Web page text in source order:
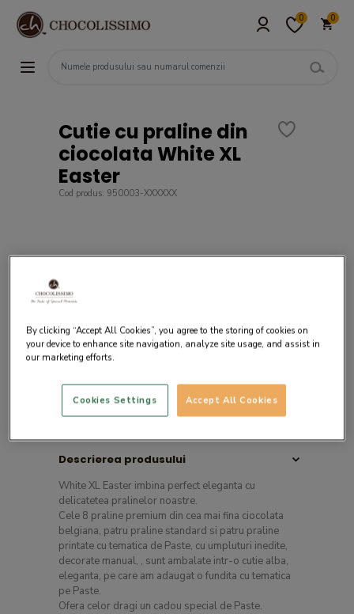
0 0
Cutie cu praline din
ciocolata White XL
Easter
Cod produs: 950003-XXXXXX
Descrierea produsului
White XL Easter imbina perfect eleganta cu
delicatetea pralinelor noastre.
Cele 8 praline premium din cea mai fina ciocolata
belgiana, patru praline standard si patru praline
printate cu tematica de Paste, cu umpluturi inedite,
decorate manual, , sunt ambalate intr-o cutie alba,
eleganta, pe care am adaugat o fundita cu tematica
pe Paste.
Ofera celor dragi un cadou special de Paste.
By clicking “Accept All Cookies”, you agree to the storing of cookies on
your device to enhance site navigation, analyze site usage, and assist in
our marketing efforts.
Accept All Cookies
Cookies Settings